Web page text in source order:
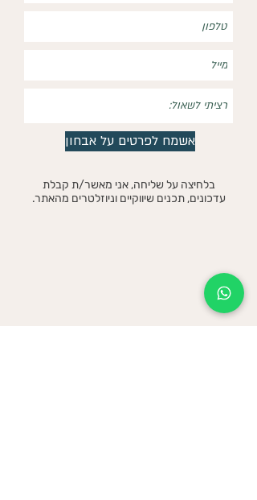
אשמח לפרטים על אבחון
בלחיצה על שליחה, אני מאשר/ת קבלת
עדכונים, תכנים שיווקיים וניוזלטרים מהאתר.